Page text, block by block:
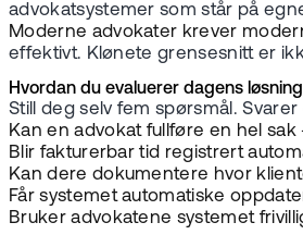
advokatsystemer som står på
Moderne advokater krever
effektivt. Klønete grensesnitt er
Hvordan du evaluerer dagens løsning
Still deg selv fem spørsmål.
Kan en advokat fullføre en hel
Blir fakturerbar tid registrert
Kan dere dokumentere hvor
Får systemet automatiske
Bruker advokatene systemet